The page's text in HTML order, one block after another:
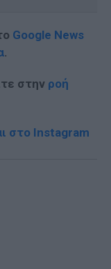
Google News
.
στην ροή
στο Instagram